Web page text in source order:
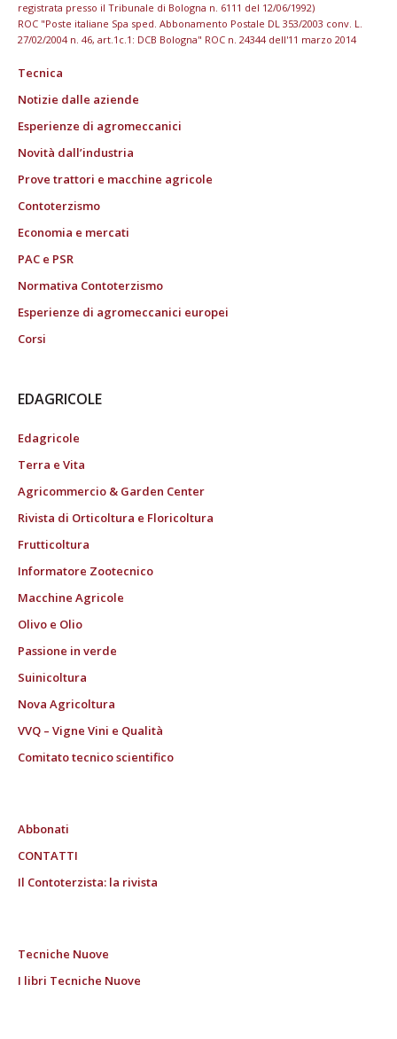
registrata presso il Tribunale di Bologna n. 6111 del 12/06/1992)
ROC "Poste italiane Spa sped. Abbonamento Postale DL 353/2003 conv. L.
27/02/2004 n. 46, art.1c.1: DCB Bologna" ROC n. 24344 dell'11 marzo 2014
Tecnica
Notizie dalle aziende
Esperienze di agromeccanici
Novità dall’industria
Prove trattori e macchine agricole
Contoterzismo
Economia e mercati
PAC e PSR
Normativa Contoterzismo
Esperienze di agromeccanici europei
Corsi
EDAGRICOLE
Edagricole
Terra e Vita
Agricommercio & Garden Center
Rivista di Orticoltura e Floricoltura
Frutticoltura
Informatore Zootecnico
Macchine Agricole
Olivo e Olio
Passione in verde
Suinicoltura
Nova Agricoltura
VVQ – Vigne Vini e Qualità
Comitato tecnico scientifico
Abbonati
CONTATTI
Il Contoterzista: la rivista
Tecniche Nuove
I libri Tecniche Nuove